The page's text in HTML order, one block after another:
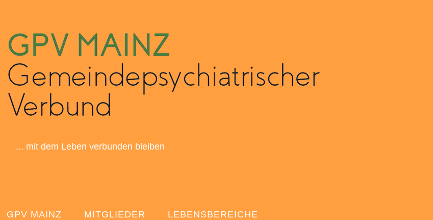
... mit dem Leben verbunden bleiben
GPV MAINZ MITGLIEDER LEBENSBEREICHE